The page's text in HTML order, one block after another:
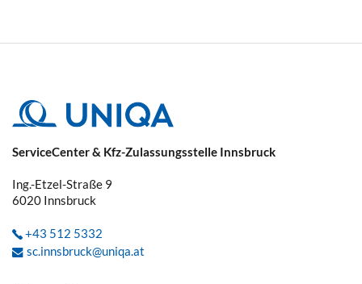
ServiceCenter & Kfz-Zulassungsstelle Innsbruck
Ing.-Etzel-Straße 9
6020 Innsbruck
+43 512 5332
sc.innsbruck@uniqa.at